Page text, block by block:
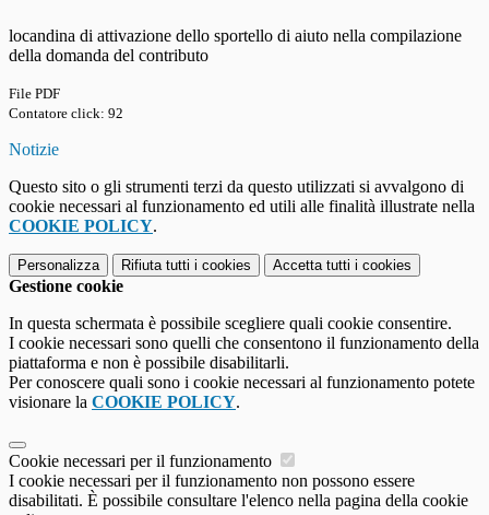
locandina di attivazione dello sportello di aiuto nella compilazione
della domanda del contributo
File PDF
Contatore click: 92
Notizie
Questo sito o gli strumenti terzi da questo utilizzati si avvalgono di
cookie necessari al funzionamento ed utili alle finalità illustrate nella
COOKIE POLICY.
Personalizza Rifiuta tutti i cookies Accetta tutti i cookies
Gestione cookie
In questa schermata è possibile scegliere quali cookie consentire.
I cookie necessari sono quelli che consentono il funzionamento della
piattaforma e non è possibile disabilitarli.
Per conoscere quali sono i cookie necessari al funzionamento potete
visionare la COOKIE POLICY.
Cookie necessari per il funzionamento
I cookie necessari per il funzionamento non possono essere
disabilitati. È possibile consultare l'elenco nella pagina della cookie